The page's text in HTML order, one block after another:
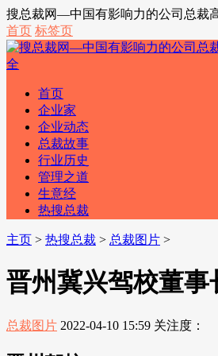
搜总裁网—中国有影响力的公司总裁
首页 标签页
首页
企业家
企业动态
总裁故事
行业历史
管理之道
生意经
热搜总裁
主页 > 热搜总裁 > 总裁图片 >
晋州冀兴驾校董事
总裁图片 2022-04-10 15:59 关注度：